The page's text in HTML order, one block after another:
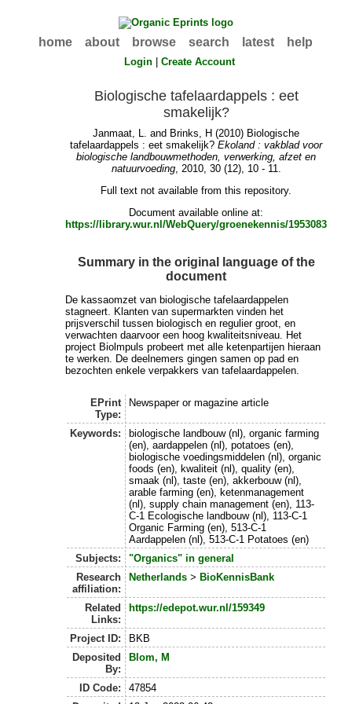
home about browse search latest help
Login |Create Account
Biologische tafelaardappels : eet
smakelijk?
Janmaat, L. and Brinks, H (2010) Biologische
tafelaardappels : eet smakelijk?Ekoland : vakblad voor
biologische landbouwmethoden, verwerking, afzet en
natuurvoeding, 2010, 30 (12), 10 - 11.
Full text not available from this repository.
Document available online at:
https://library.wur.nl/WebQuery/groenekennis/1953083
Summary in the original language of the
document
De kassaomzet van biologische tafelaardappelen
stagneert. Klanten van supermarkten vinden het
prijsverschil tussen biologisch en regulier groot, en
verwachten daarvoor een hoog kwaliteitsniveau. Het
project Biolmpuls probeert met alle ketenpartijen hieraan
te werken. De deelnemers gingen samen op pad en
bezochten enkele verpakkers van tafelaardappelen.
EPrint
Type:
Newspaper or magazine article
Keywords:
biologische landbouw (nl), organic farming
(en), aardappelen (nl), potatoes (en),
biologische voedingsmiddelen (nl), organic
foods (en), kwaliteit (nl), quality (en),
smaak (nl), taste (en), akkerbouw (nl),
arable farming (en), ketenmanagement
(nl), supply chain management (en), 113-
C-1 Ecologische landbouw (nl), 113-C-1
Organic Farming (en), 513-C-1
Aardappelen (nl), 513-C-1 Potatoes (en)
Subjects:
"Organics" in general
Research
affiliation:
Netherlands> BioKennisBank
Related
Links:
https://edepot.wur.nl/159349
Project ID:
BKB
Deposited
By:
Blom, M
ID Code:
47854